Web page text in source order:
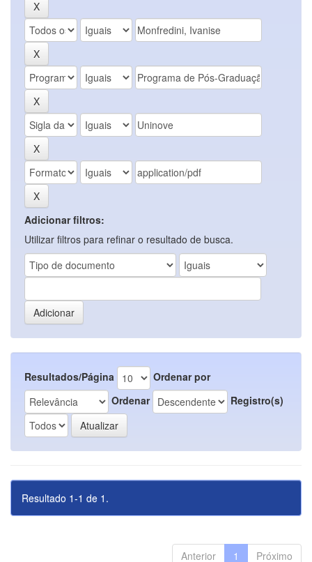
Adicionar filtros:
Utilizar filtros para refinar o resultado de busca.
Resultados/Página
Ordenar por
Ordenar
Registro(s)
Resultado 1-1 de 1.
Anterior 1 Próximo